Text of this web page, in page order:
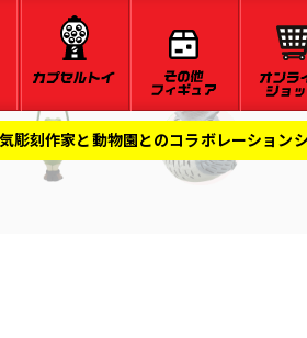
彫刻作家と動物園とのコラボレーション